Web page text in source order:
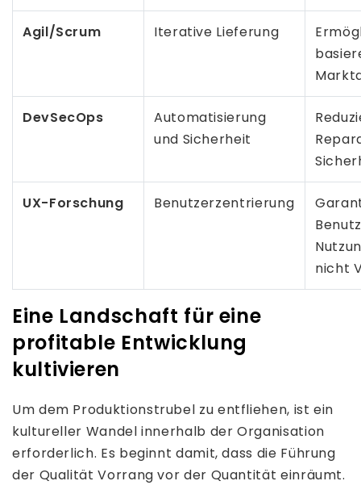
Agil/Scrum Iterative Lieferung
DevSecOps
Automatisierung
und Sicherheit
UX-Forschung Benutzerzentrierung
nicht
Eine Landschaft für eine
profitable Entwicklung
kultivieren
Um dem Produktionstrubel zu entfliehen, ist ein
kultureller Wandel innerhalb der Organisation
erforderlich. Es beginnt damit, dass die Führung
der Qualität Vorrang vor der Quantität einräumt.